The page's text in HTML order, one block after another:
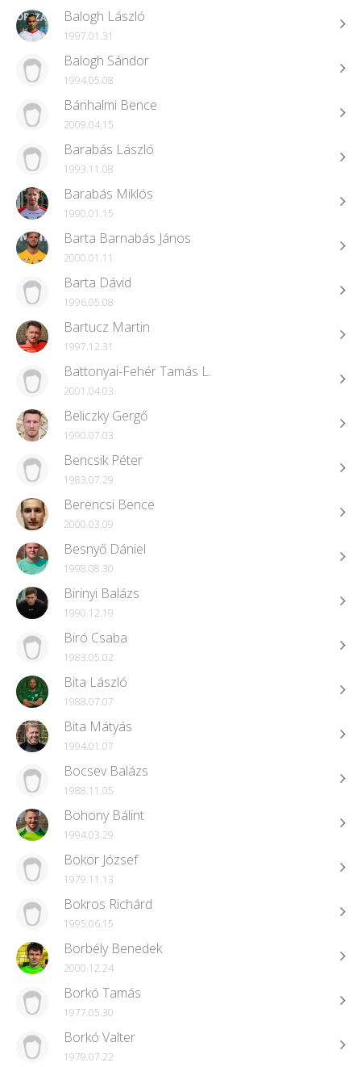
Balogh László
1997.01.31
Balogh Sándor
1994.05.08
Bánhalmi Bence
2009.04.15
Barabás László
1993.11.08
Barabás Miklós
1990.01.15
Barta Barnabás János
2000.01.11
Barta Dávid
1996.05.08
Bartucz Martin
1997.12.31
Battonyai-Fehér Tamás L.
2001.04.03
Beliczky Gergő
1990.07.03
Bencsik Péter
1983.07.29
Berencsi Bence
2000.03.09
Besnyő Dániel
1998.08.30
Birinyi Balázs
1990.12.19
Biró Csaba
1983.05.02
Bita László
1988.07.07
Bita Mátyás
1994.01.07
Bocsev Balázs
1988.11.05
Bohony Bálint
1994.03.29
Bokor József
1979.11.13
Bokros Richárd
1995.06.15
Borbély Benedek
2000.12.24
Borkó Tamás
1977.05.30
Borkó Valter
1979.07.22